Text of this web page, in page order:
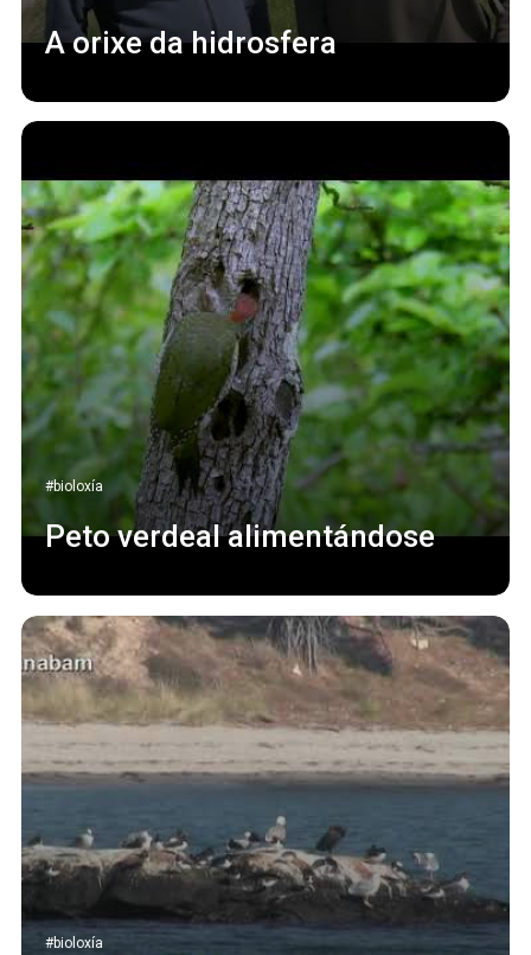
A orixe da hidrosfera
#bioloxía
Peto verdeal alimentándose
#bioloxía